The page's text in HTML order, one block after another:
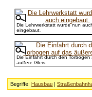
Die Lehrwerkstatt wurde nun
eingebaut.
Die Einfahrt durch den Torbogen
äußere Gleis.
Begriffe: Hausbau |